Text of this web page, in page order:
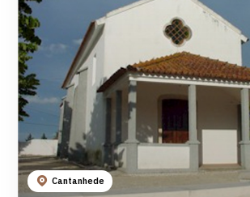
Cantanhede